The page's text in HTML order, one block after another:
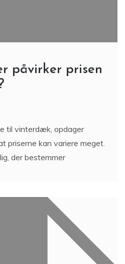
påvirker prisen
til vinterdæk, opdager
priserne kan variere meget.
der bestemmer